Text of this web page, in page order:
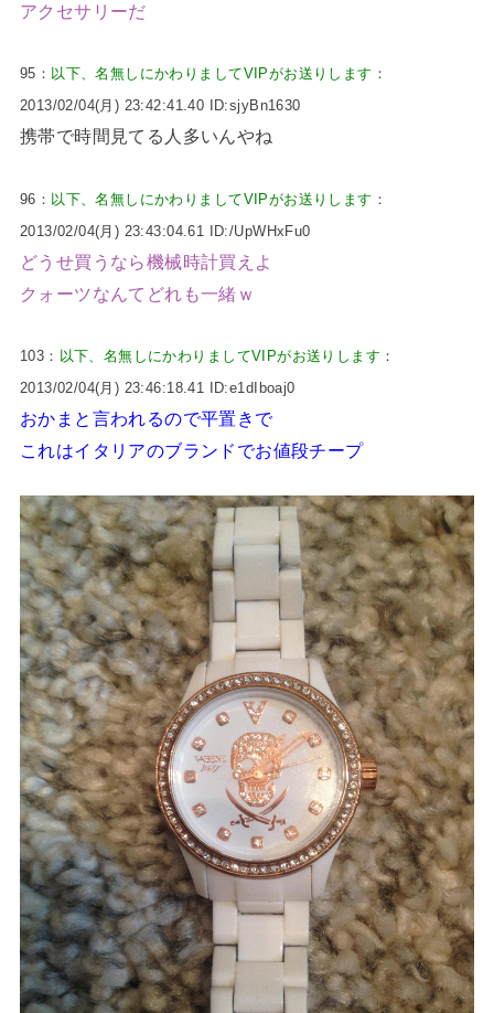
アクセサリーだ
95： 以下、名無しにかわりましてVIPがお送りします ：
2013/02/04(月) 23:42:41.40 ID:sjyBn1630
携帯で時間見てる人多いんやね
96： 以下、名無しにかわりましてVIPがお送りします ：
2013/02/04(月) 23:43:04.61 ID:/UpWHxFu0
どうせ買うなら機械時計買えよ
クォーツなんてどれも一緒ｗ
103： 以下、名無しにかわりましてVIPがお送りします ：
2013/02/04(月) 23:46:18.41 ID:e1dIboaj0
おかまと言われるので平置きで
これはイタリアのブランドでお値段チープ